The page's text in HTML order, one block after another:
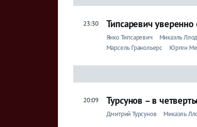
23:30 Типсаревич
Янко Типсаревич Микаэль
Марсель Гранольерс
Юрген
20:09 Турсунов – в
Дмитрий Турсунов Микаэль